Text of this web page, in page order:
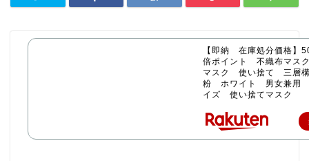
【即納 在庫処分価格
倍ポイント 不織布マ
マスク 使い捨て 三層
粉 ホワイト 男女兼用
イズ 使い捨てマスク